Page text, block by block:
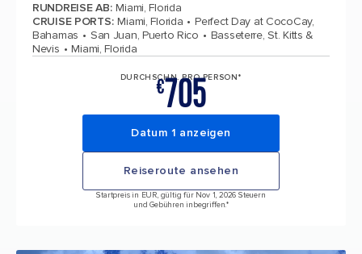
RUNDREISE AB: Miami, Florida
CRUISE PORTS: Miami, Florida
Perfect Day at CocoCay,
Bahamas
San Juan, Puerto Rico
Basseterre, St. Kitts &
Nevis
Miami, Florida
DURCHSCHN. PRO PERSON*
€705
Datum 1 anzeigen
Reiseroute ansehen
Startpreis in EUR, gültig für Nov 1, 2026 Steuern
und Gebühren inbegriffen.*